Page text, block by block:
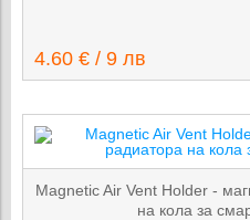
4.60 € / 9 лв
Magnetic Air Vent Holder -
на кола за